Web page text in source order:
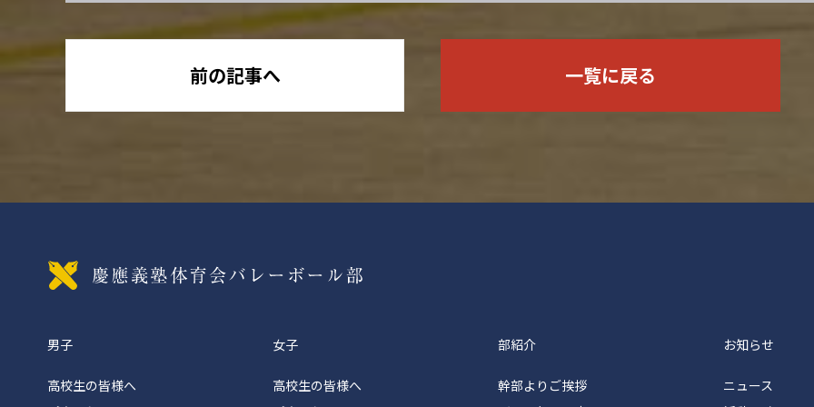
前の記事へ 一覧に戻る
男子
高校生の皆様へ
女子
高校生の皆様へ
部紹介
幹部よりご挨拶
お知らせ
ニュース